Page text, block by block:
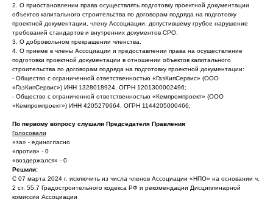
2. О приостановлении права осуществлять подготовку проектной документации
объектов капитального строительства по договорам подряда на подготовку
проектной документации, члену Ассоциации, допустившему грубое нарушение
требований стандартов и внутренних документов СРО.
3. О добровольном прекращении членства.
4. О приеме в члены Ассоциации и предоставлении права на осуществление
подготовки проектной документации в отношении объектов капитального
строительства по договорам подряда на подготовку проектной документации:
- Общество с ограниченной ответственностью «ГазКипСервис» (ООО
«ГазКипСервис») ИНН 1328018924, ОГРН 1201300002496;
- Общество с ограниченной ответственностью «Кемпромпроект» (ООО
«Кемпромпроект») ИНН 4205279664, ОГРН 1144205000466;
По первому вопросу слушали Председателя Правления
Голосовали
«за» - единогласно
«против» - 0
«воздержался» - 0
Решили:
С 07 марта 2024 г. исключить из числа членов Ассоциации «НПО» на основании ч.
2 ст. 55.7 Градостроительного кодекса РФ и рекомендации Дисциплинарной
комиссии Ассоциации